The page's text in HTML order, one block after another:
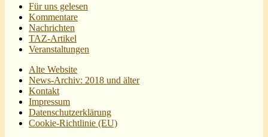
Für uns gelesen
Kommentare
Nachrichten
TAZ-Artikel
Veranstaltungen
Alte Website
News-Archiv: 2018 und älter
Kontakt
Impressum
Datenschutzerklärung
Cookie-Richtlinie (EU)